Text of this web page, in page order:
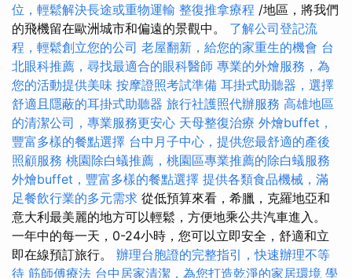
位，輕鬆解決長途或重物運輸 整復推拿療程 /地區，將我們
的飛機留在歐洲城市和偏遠的景觀中。 了解公司登記流
程，輕鬆創立您的公司 老屋翻新，給您的家重生的機會 台
北眼科推薦，尋找最適合的眼科醫師 專業的外燴服務，為
您的活動提供美味 按摩證照考試準備 耳掛式助聽器，選擇
舒適且隱蔽的耳掛式助聽器 旅行社護照代辦服務 高雄地區
的清潔公司，專業服務更安心 天母整復治療 外燴buffet，
豐富多樣的餐點選擇 台中月子中心，提供您最舒適的產後
照顧服務 桃園除白蟻推薦，桃園區專業推薦的除白蟻服務
外燴buffet，豐富多樣的餐點選擇 提供各類食品機械，滿
足餐飲行業的多元需求 從低預算來看，希臘，克羅地亞和
意大利最美麗的地方可以輕鬆，方便地乘公共汽車進入。
一年中的每一天，0-24小時，您可以立即安全，舒適和立
即在線預訂旅行。 辦理台胞證的完整指引，快速辦理不等
待 筋師傅療法 台中居家清潔，為您打造乾淨的家居環境 學